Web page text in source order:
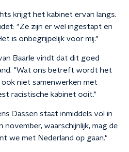
krijgt het kabinet ervan langs.
"Ze zijn er wel ingestapt en
is onbegrijpelijk voor mij."
Baarle vindt dat dit goed
"Wat ons betreft wordt het
niet samenwerken met
racistische kabinet ooit."
Dassen staat inmiddels vol in
november, waarschijnlijk, mag de
we met Nederland op gaan."